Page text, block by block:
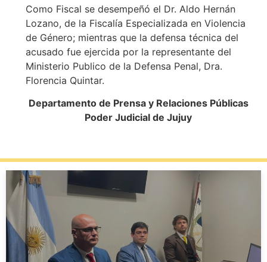
Como Fiscal se desempeñó el Dr. Aldo Hernán
Lozano, de la Fiscalía Especializada en Violencia
de Género; mientras que la defensa técnica del
acusado fue ejercida por la representante del
Ministerio Publico de la Defensa Penal, Dra.
Florencia Quintar.
Departamento de Prensa y Relaciones Públicas
Poder Judicial de Jujuy